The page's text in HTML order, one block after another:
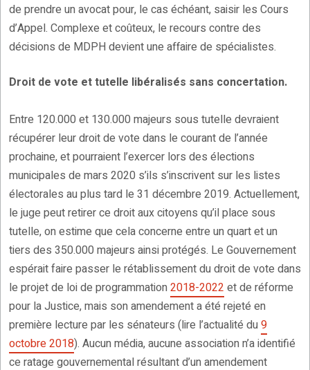
de prendre un avocat pour, le cas échéant, saisir les Cours
d’Appel. Complexe et coûteux, le recours contre des
décisions de MDPH devient une affaire de spécialistes.
Droit de vote et tutelle libéralisés sans concertation.
Entre 120.000 et 130.000 majeurs sous tutelle devraient
récupérer leur droit de vote dans le courant de l’année
prochaine, et pourraient l’exercer lors des élections
municipales de mars 2020 s’ils s’inscrivent sur les listes
électorales au plus tard le 31 décembre 2019. Actuellement,
le juge peut retirer ce droit aux citoyens qu’il place sous
tutelle, on estime que cela concerne entre un quart et un
tiers des 350.000 majeurs ainsi protégés. Le Gouvernement
espérait faire passer le rétablissement du droit de vote dans
le projet de loi de programmation2018-2022 et de réforme
pour la Justice, mais son amendement a été rejeté en
première lecture par les sénateurs (lire l’actualité du9
octobre 2018). Aucun média, aucune association n’a identifié
ce ratage gouvernemental résultant d’un amendement